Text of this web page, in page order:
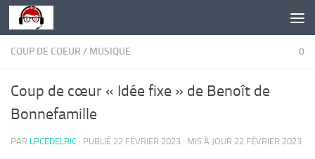
Skip to content
COUP DE COEUR / MUSIQUE 0
Coup de cœur « Idée fixe » de Benoît de
Bonnefamille
PAR LPCEDELRIC · PUBLIÉ 22 FÉVRIER 2023 · MIS À JOUR 22 FÉVRIER 2023